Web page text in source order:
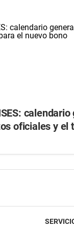
calendario
oficiales y el